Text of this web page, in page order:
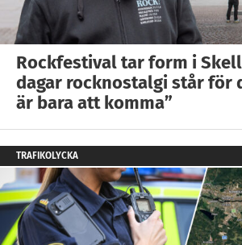
Rockfestival tar form i
dagar rocknostalgi står för
är bara att komma”
TRAFIKOLYCKA